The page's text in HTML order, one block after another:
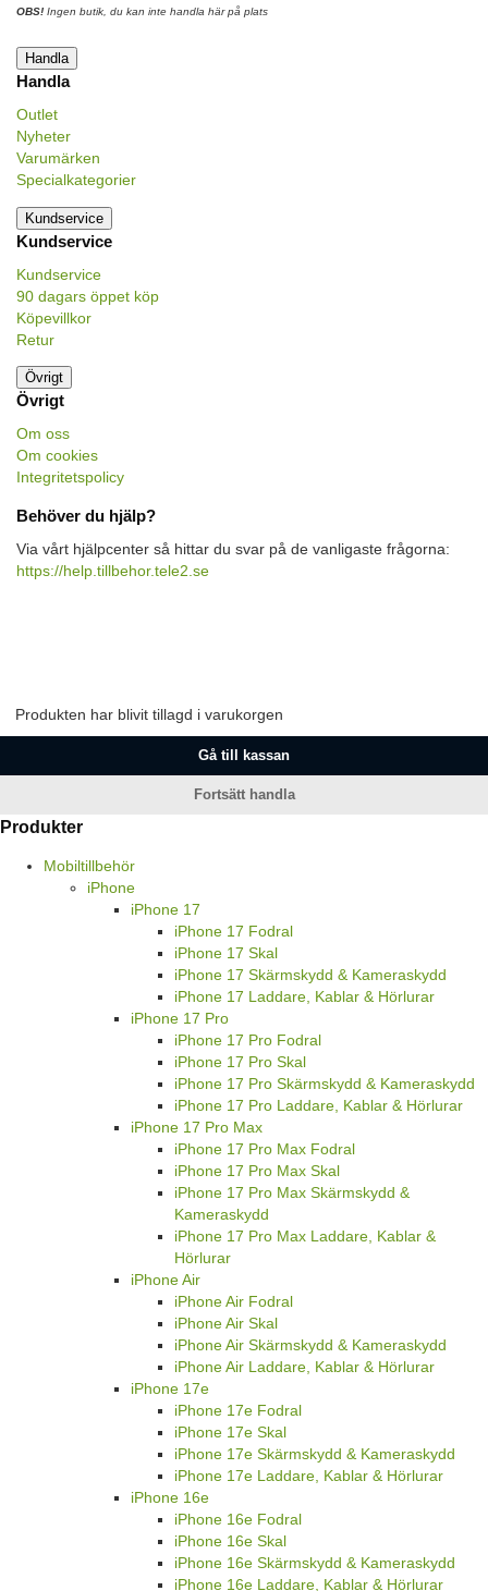
OBS! Ingen butik, du kan inte handla här på plats
Handla
Handla
Outlet
Nyheter
Varumärken
Specialkategorier
Kundservice
Kundservice
Kundservice
90 dagars öppet köp
Köpevillkor
Retur
Övrigt
Övrigt
Om oss
Om cookies
Integritetspolicy
Behöver du hjälp?
Via vårt hjälpcenter så hittar du svar på de vanligaste frågorna:
https://help.tillbehor.tele2.se
Produkten har blivit tillagd i varukorgen
Gå till kassan
Fortsätt handla
Produkter
Mobiltillbehör
iPhone
iPhone 17
iPhone 17 Fodral
iPhone 17 Skal
iPhone 17 Skärmskydd & Kameraskydd
iPhone 17 Laddare, Kablar & Hörlurar
iPhone 17 Pro
iPhone 17 Pro Fodral
iPhone 17 Pro Skal
iPhone 17 Pro Skärmskydd & Kameraskydd
iPhone 17 Pro Laddare, Kablar & Hörlurar
iPhone 17 Pro Max
iPhone 17 Pro Max Fodral
iPhone 17 Pro Max Skal
iPhone 17 Pro Max Skärmskydd &
Kameraskydd
iPhone 17 Pro Max Laddare, Kablar &
Hörlurar
iPhone Air
iPhone Air Fodral
iPhone Air Skal
iPhone Air Skärmskydd & Kameraskydd
iPhone Air Laddare, Kablar & Hörlurar
iPhone 17e
iPhone 17e Fodral
iPhone 17e Skal
iPhone 17e Skärmskydd & Kameraskydd
iPhone 17e Laddare, Kablar & Hörlurar
iPhone 16e
iPhone 16e Fodral
iPhone 16e Skal
iPhone 16e Skärmskydd & Kameraskydd
iPhone 16e Laddare, Kablar & Hörlurar